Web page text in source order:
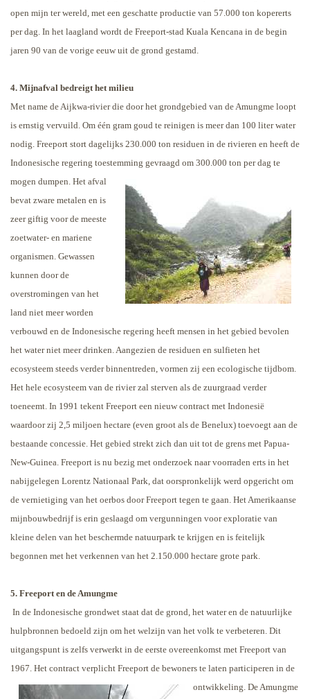
open mijn ter wereld, met een geschatte productie van 57.000 ton kopererts
per dag. In het laagland wordt de Freeport-stad Kuala Kencana in de begin
jaren 90 van de vorige eeuw uit de grond gestamd.
4. Mijnafval bedreigt het milieu
Met name de Aijkwa-rivier die door het grondgebied van de Amungme loopt
is ernstig vervuild. Om één gram goud te reinigen is meer dan 100 liter water
nodig. Freeport stort dagelijks 230.000 ton residuen in de rivieren en heeft de
Indonesische regering toestemming gevraagd om 300.000 ton per dag te
mogen dumpen. Het afval
bevat zware metalen en is
zeer giftig voor de meeste
zoetwater- en mariene
organismen. Gewassen
kunnen door de
overstromingen van het
land niet meer worden
verbouwd en de Indonesische regering heeft mensen in het gebied bevolen
het water niet meer drinken. Aangezien de residuen en sulfieten het
ecosysteem steeds verder binnentreden, vormen zij een ecologische tijdbom.
Het hele ecosysteem van de rivier zal sterven als de zuurgraad verder
toeneemt. In 1991 tekent Freeport een nieuw contract met Indonesië
waardoor zij 2,5 miljoen hectare (even groot als de Benelux) toevoegt aan de
bestaande concessie. Het gebied strekt zich dan uit tot de grens met Papua-
New-Guinea. Freeport is nu bezig met onderzoek naar voorraden erts in het
nabijgelegen Lorentz Nationaal Park, dat oorspronkelijk werd opgericht om
de vernietiging van het oerbos door Freeport tegen te gaan. Het Amerikaanse
mijnbouwbedrijf is erin geslaagd om vergunningen voor exploratie van
kleine delen van het beschermde natuurpark te krijgen en is feitelijk
begonnen met het verkennen van het 2.150.000 hectare grote park.
5. Freeport en de Amungme
In de Indonesische grondwet staat dat de grond, het water en de natuurlijke
hulpbronnen bedoeld zijn om het welzijn van het volk te verbeteren. Dit
uitgangspunt is zelfs verwerkt in de eerste overeenkomst met Freeport van
1967. Het contract verplicht Freeport de bewoners te laten participeren in de
ontwikkeling. De Amungme